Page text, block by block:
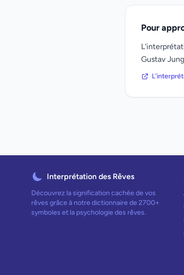
Pour
Gustav
Interprétation des Rêves
Découvrez la signification cachée de vos
rêves grâce à notre dictionnaire de 2700+
symboles et la psychologie des rêves.